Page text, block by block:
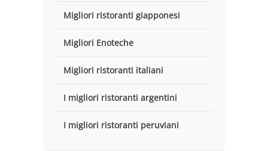
Migliori ristoranti giapponesi
Migliori Enoteche
Migliori ristoranti italiani
I migliori ristoranti argentini
I migliori ristoranti peruviani